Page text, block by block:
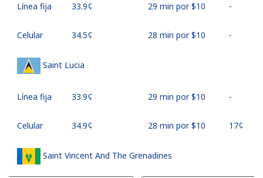
Línea fija ⁦33.9¢⁩ 29 min por ⁦$10⁩ -
Celular ⁦34.5¢⁩ 28 min por ⁦$10⁩ -
Saint Lucia
Línea fija ⁦33.9¢⁩ 29 min por ⁦$10⁩ -
Celular ⁦34.9¢⁩ 28 min por ⁦$10⁩ ⁦17¢⁩
Saint Vincent And The Grenadines